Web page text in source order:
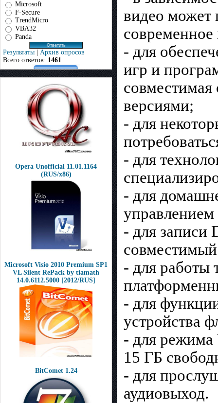
Microsoft
F-Secure
TrendMicro
VBA32
Panda
Результаты | Архив опросов
Всего ответов: 1461
Opera Unofficial 11.01.1164
(RUS/x86)
Microsoft Visio 2010 Premium SP1
VL Silent RePack by tiamath
14.0.6112.5000 [2012/RUS]
BitComet 1.24
видео может
современное
- для
игр и
версиями;
- для
- для
- для
- для записи
- для работы
- для
устройства
- для режима
15 ГБ
- для
аудиовыход.